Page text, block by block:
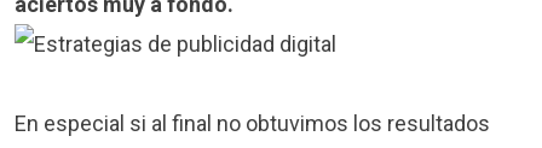
En especial si al final no obtuvimos los resultados